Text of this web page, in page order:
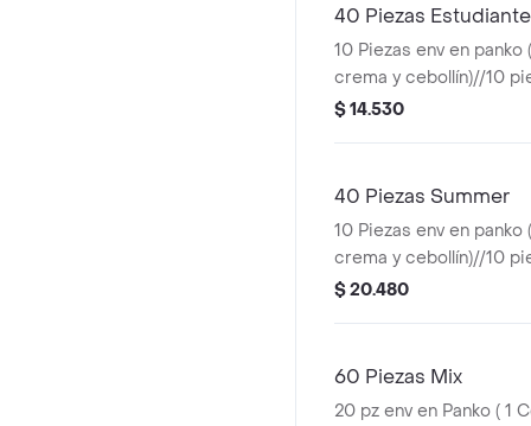
40 Piezas Estudiante
10 Piezas env en panko
crema y cebollín)//10
(kanikama, queso crema
(roll pequeño con queso
$ 14.530
40 Piezas Summer
10 Piezas env en panko
crema y cebollín)//10
(kanikama, queso crema
(pollo furay, queso
$ 20.480
60 Piezas Mix
20 pz env en Panko ( 1